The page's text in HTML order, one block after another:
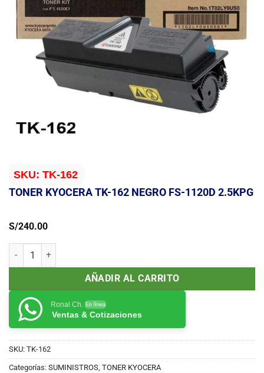
SKU: TK-162
TONER KYOCERA TK-162 NEGRO FS-1120D 2.5KPG
S/240.00
TONER KYOCERA TK-162 NEGRO FS-1120D 2.5KPG cantidad
AÑADIR AL CARRITO
Ronal Ch. En línea
Ventas & Cotizaciones
SKU: TK-162
Categorías: SUMINISTROS, TONER KYOCERA